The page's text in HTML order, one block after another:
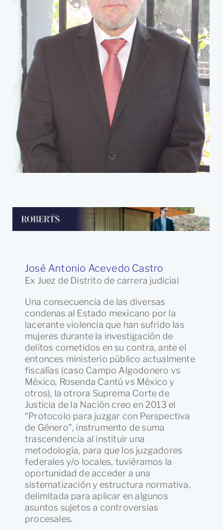
José Antonio Acevedo Castro
Ex Juez de Distrito de carrera judicial
Una consecuencia de las diversas
condenas al Estado mexicano por la
lacerante violencia que han sufrido las
mujeres durante la investigación de
delitos cometidos en su contra, ante el
entonces ministerio público actualmente
fiscalías (caso Campo Algodonero vs
México, Rosenda Cantú vs México y
otros), la otrora Suprema Corte de
Justicia de la Nación creo en 2013 el
“Protocolo para juzgar con Perspectiva
de Género”, instrumento de suma
trascendencia al instituir una
metodología, para que los juzgadores
federales y/o locales, tuviéramos la
oportunidad de acceder a una
sistematización y estructura normativa,
delimitada para aplicar en algunos
asuntos sujetos a controversias
procesales.